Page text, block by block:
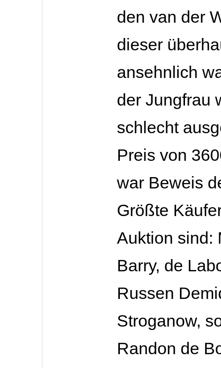
den van der
dieser
ansehnlich
der Jungfrau
schlecht
Preis von
war Beweis
Größte
Auktion sind:
Barry, de
Russen
Stroganow,
Randon de